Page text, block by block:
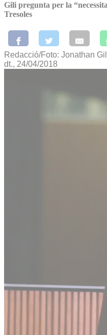
Gili pregunta per la
Tresoles
Redacció/Foto: Jonathan Gil
dt., 24/04/2018